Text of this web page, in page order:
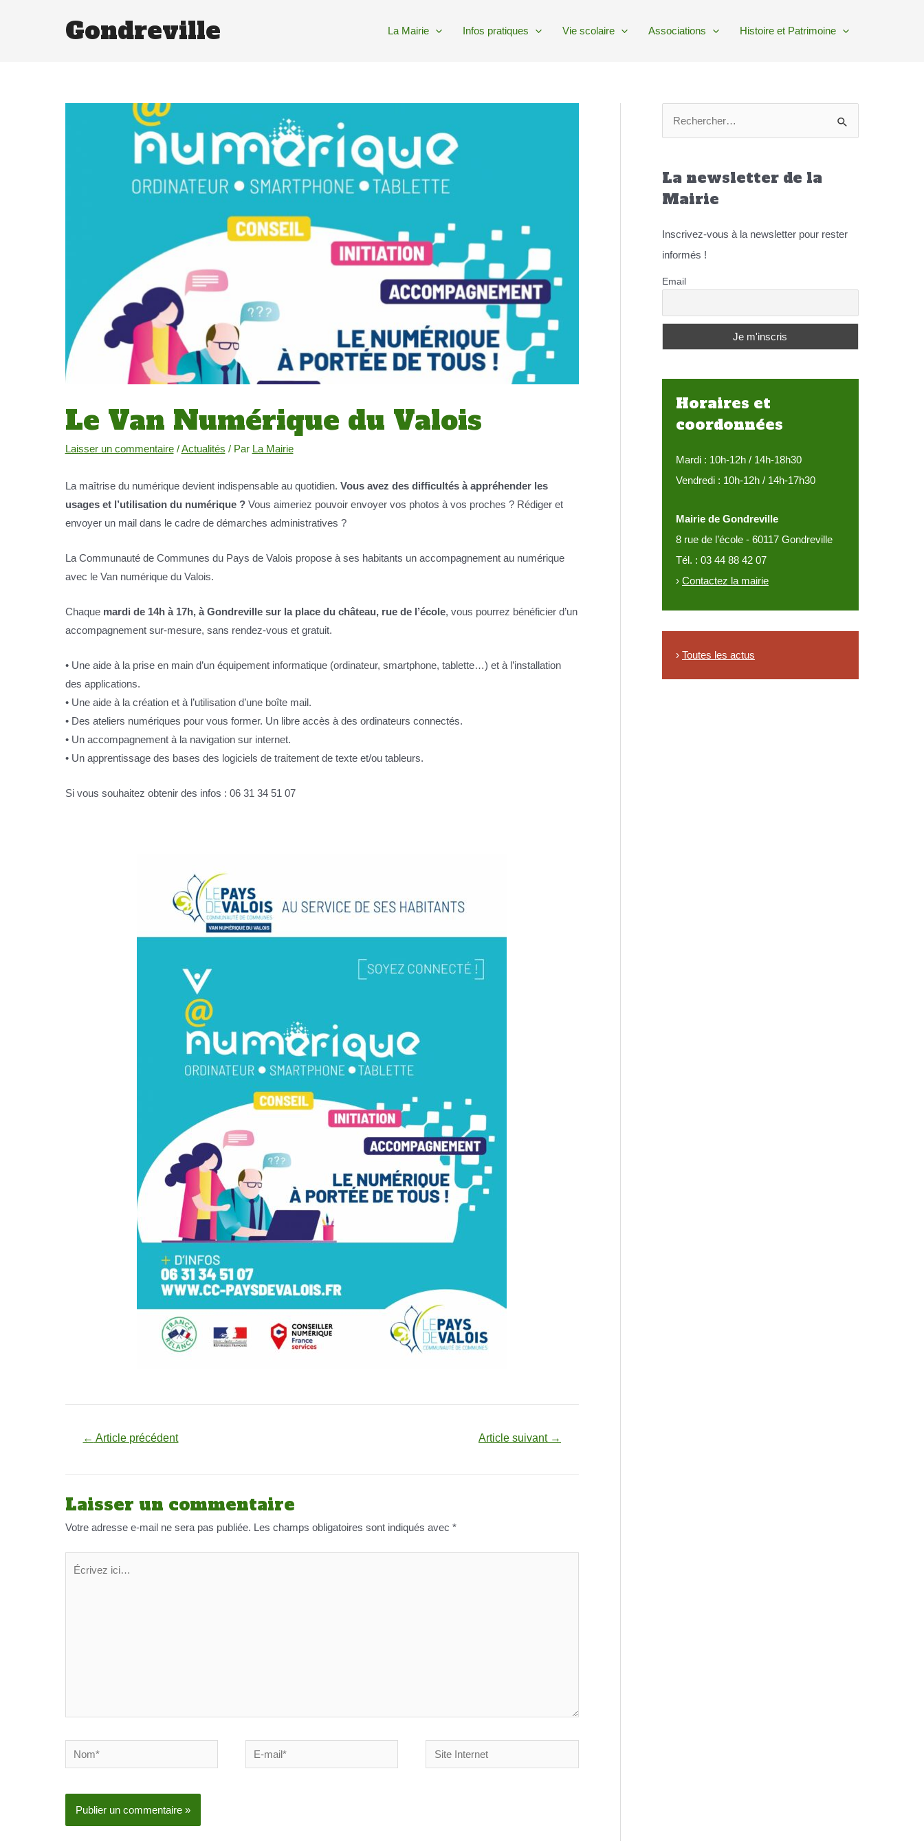
Gondreville La Mairie Infos pratiques Vie scolaire Associations Histoire et Patrimoine
Le Van Numérique du Valois
Laisser un commentaire /Actualités / Par La Mairie
La maîtrise du numérique devient indispensable au quotidien. Vous avez des difficultés à appréhender les
usages et l’utilisation du numérique ?Vous aimeriez pouvoir envoyer vos photos à vos proches ? Rédiger et
envoyer un mail dans le cadre de démarches administratives ?
La Communauté de Communes du Pays de Valois propose à ses habitants un accompagnement au numérique
avec le Van numérique du Valois.
Chaque mardi de 14h à 17h, à Gondreville sur la place du château, rue de l’école, vous pourrez bénéficier d’un
accompagnement sur-mesure, sans rendez-vous et gratuit.
• Une aide à la prise en main d’un équipement informatique (ordinateur, smartphone, tablette…) et à l’installation
des applications.
• Une aide à la création et à l’utilisation d’une boîte mail.
• Des ateliers numériques pour vous former. Un libre accès à des ordinateurs connectés.
• Un accompagnement à la navigation sur internet.
• Un apprentissage des bases des logiciels de traitement de texte et/ou tableurs.
Si vous souhaitez obtenir des infos : 06 31 34 51 07
Navigation
← Article précédent Article suivant →
Laisser un commentaire
Votre adresse e-mail ne sera pas publiée. Les champs obligatoires sont indiqués avec *
Nom*
E-
mail*
Site
Internet
h
e
c
h
e
La newsletter de la
Mairie
Inscrivez-vous à la newsletter pour rester
informés !
Email
Horaires et
coordonnées
Mardi : 10h-12h / 14h-18h30
Vendredi : 10h-12h / 14h-17h30
Mairie de Gondreville
8 rue de l’école - 60117 Gondreville
Tél. : 03 44 88 42 07
› Contactez la mairie
› Toutes les actus